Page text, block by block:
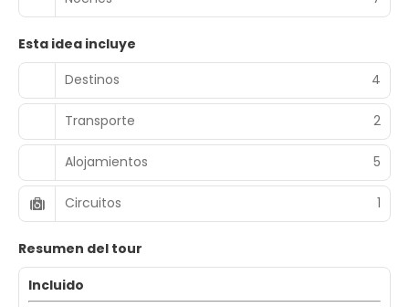
Esta idea incluye
Destinos
4
Transporte 2
Alojamientos 5
Circuitos 1
Resumen del tour
Incluido